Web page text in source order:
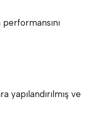
yapılandırılmış ve